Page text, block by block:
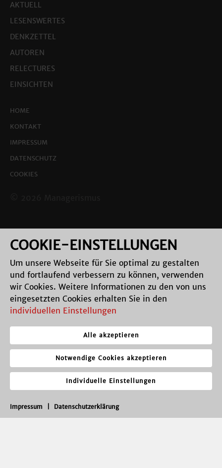
AKTUELL
LESENSWERTES
DENKZETTEL
AUTOREN
RELECTURES
EINSICHTEN
HOME
KONTAKT
IMPRESSUM
DATENSCHUTZ
COOKIES
COOKIE-EINSTELLUNGEN
Um unsere Webseite für Sie optimal zu gestalten
und fortlaufend verbessern zu können, verwenden
wir Cookies. Weitere Informationen zu den von uns
eingesetzten Cookies erhalten Sie in den
individuellen Einstellungen
Alle akzeptieren
Notwendige Cookies akzeptieren
Impressum Datenschutzerklärung
Individuelle Einstellungen